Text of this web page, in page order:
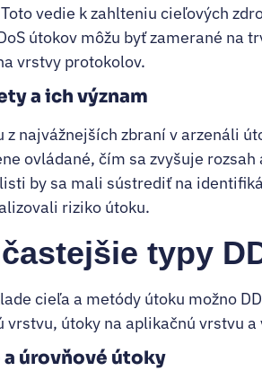
vedie k zahlteniu cieľových
útokov môžu byť zamerané na
vrstvy protokolov.
a ich význam
z najvážnejších zbraní v arzenáli
ovládané, čím sa zvyšuje
by sa mali sústrediť na
riziko útoku.
typy
cieľa a metódy útoku možno
vrstvu, útoky na aplikačnú vrstvu
a úrovňové útoky